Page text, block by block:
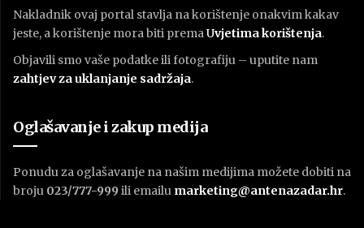
Nakladnik ovaj portal stavlja na korištenje onakvim kakav
jeste, a korištenje mora biti premaUvjetima korištenja.
Objavili smo vaše podatke ili fotografiju – uputite nam
zahtjev za uklanjanje sadržaja.
Oglašavanje i zakup medija
Ponudu za oglašavanje na našim medijima možete dobiti na
broju 023/777-999 ili emailu marketing@antenazadar.hr.